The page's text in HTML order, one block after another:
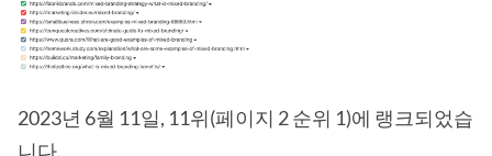
2023년 6월 11일, 11위(페이지 2 순위 1)에 랭크되었습
니다.